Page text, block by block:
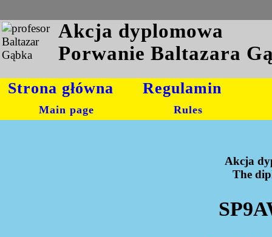
Akcja dyplomowa
Porwanie Baltazara
Strona główna
Main page
Regulamin
Rules
Akcja
The